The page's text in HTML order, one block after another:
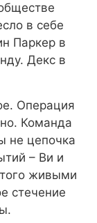
в себе
Паркер в
Декс в
Операция
Команда
не цепочка
– Ви и
живыми
стечение